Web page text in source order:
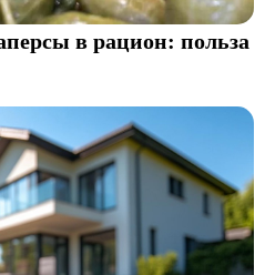
в рацион: польза